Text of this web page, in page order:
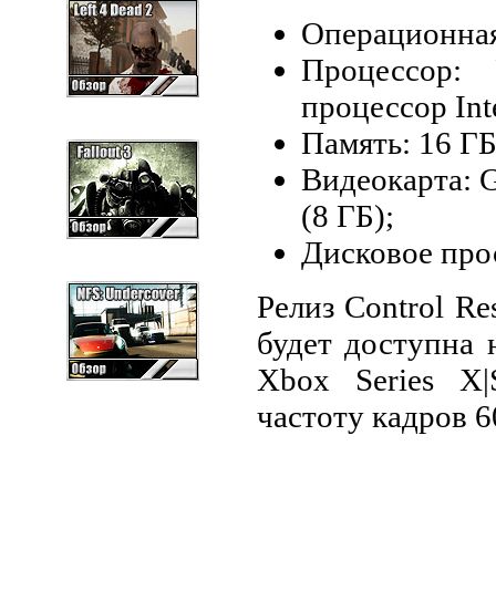
процессор
Память: 16
Видеокарта:
(8 ГБ);
Дисковое
Релиз Control
будет
Xbox Series
частоту кадров